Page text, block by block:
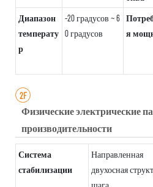
Диапазон
температу
р
-20 градусов ~ 6
0 градусов
я
2F
Физические электрические
производительности
Система
стабилизации
Направленная
двухосная
шага